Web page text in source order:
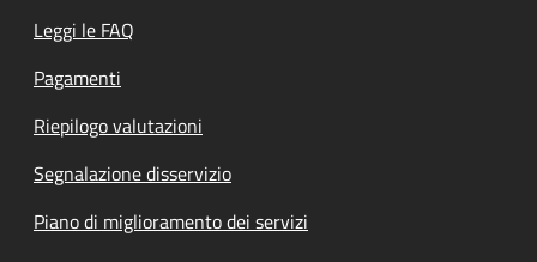
Leggi le FAQ
Pagamenti
Riepilogo valutazioni
Segnalazione disservizio
Piano di miglioramento dei servizi